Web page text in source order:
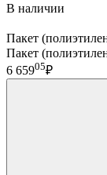
В наличии
Пакет
Пакет
6 65905₽